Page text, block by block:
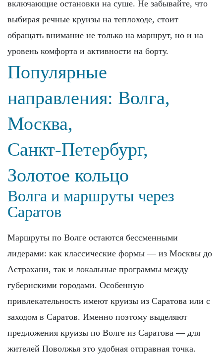
включающие остановки на суше. Не забывайте, что
выбирая речные круизы на теплоходе, стоит
обращать внимание не только на маршрут, но и на
уровень комфорта и активности на борту.
Популярные
направления: Волга,
Москва,
Санкт‑Петербург,
Золотое кольцо
Волга и маршруты через
Саратов
Маршруты по Волге остаются бессменными
лидерами: как классические формы — из Москвы до
Астрахани, так и локальные программы между
губернскими городами. Особенную
привлекательность имеют круизы из Саратова или с
заходом в Саратов. Именно поэтому выделяют
предложения круизы по Волге из Саратова — для
жителей Поволжья это удобная отправная точка.